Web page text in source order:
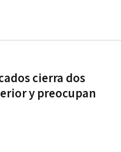
cierra dos
y preocupan